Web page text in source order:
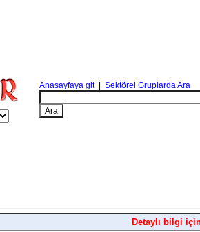
Anasayfaya git| Sektörel Gruplarda Ara
Detaylı bilgi